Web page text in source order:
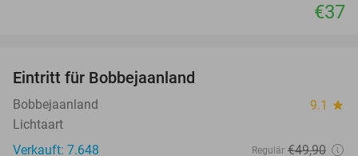
€37
Eintritt für Bobbejaanland
Bobbejaanland 9.1 star
Lichtaart
Verkauft: 7.648
Regulär €49,90